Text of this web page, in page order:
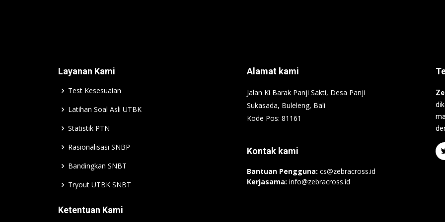
Layanan Kami
Test Kesesuaian
Latihan Soal Asli UTBK
Statistik PTN
Rasionalisasi SNBP
Bandingkan SNBT
Tryout UTBK SNBT
Ketentuan Kami
Alamat kami
Jalan Ki Barak Panji Sakti, Desa Panji
Sukasada, Buleleng, Bali
Kode Pos: 81161
Kontak kami
Bantuan Pengguna: cs@zebracross.id
Kerjasama: info@zebracross.id